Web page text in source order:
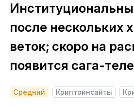
после нескольких
веток; скоро на
появится сага-
Средний Криптоинсайты